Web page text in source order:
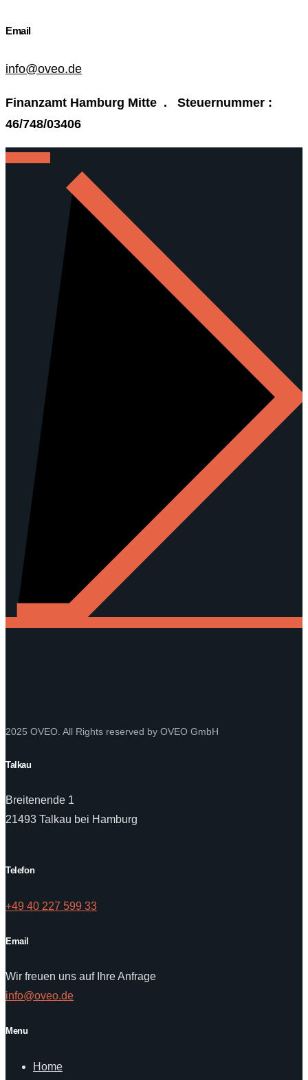
Email
info@oveo.de
Finanzamt Hamburg Mitte . Steuernummer :
46/748/03406
2025 OVEO. All Rights reserved by OVEO GmbH
Talkau
Breitenende 1
21493 Talkau bei Hamburg
Telefon
+49 40 227 599 33
Email
Wir freuen uns auf Ihre Anfrage
info@oveo.de
Menu
Home